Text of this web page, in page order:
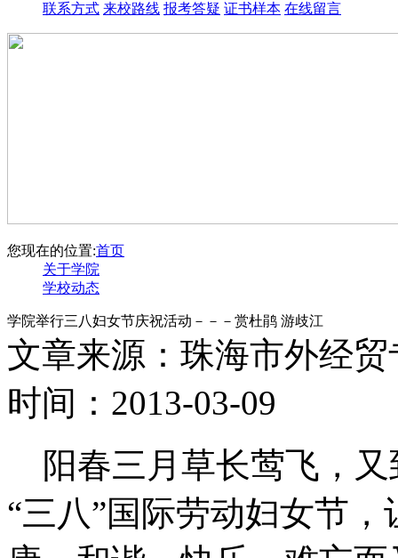
联系方式 来校路线 报考答疑 证书样本 在线留言
您现在的位置:首页
关于学院
学校动态
学院举行三八妇女节庆祝活动－－－赏杜鹃 游歧江
文章来源：珠海市外经
时间：2013-03-09
阳春三月草长莺飞，又
“三八”国际劳动妇女节